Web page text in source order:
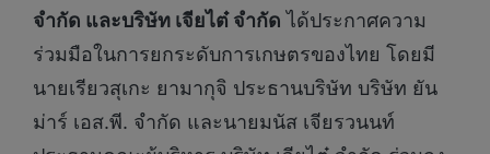
จำกัด และบริษัท เจียไต๋ จำกัด ได้ประกาศความ
ร่วมมือในการยกระดับการเกษตรของไทย โดยมี
นายเรียวสุเกะ ยามากุจิ ประธานบริษัท บริษัท ยัน
ม่าร์ เอส.พี. จำกัด และนายมนัส เจียรวนนท์